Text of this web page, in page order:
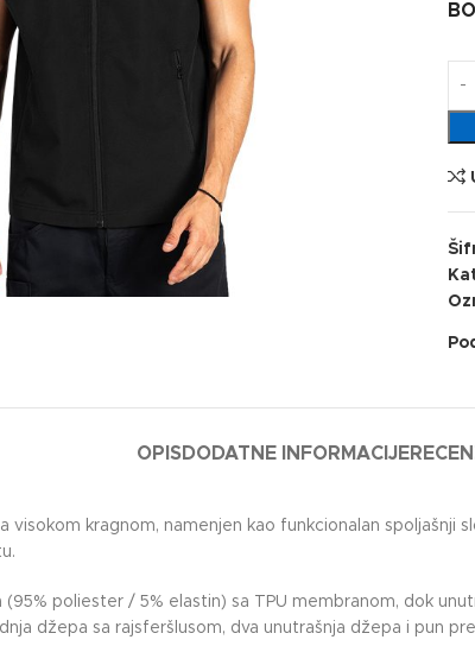
slike
OPISDODATNE INFORMACIJE
visokom kragnom, namenjen kao funkcionalan
poliester / 5% elastin) sa TPU membranom, dok
džepa sa rajsferšlusom, dva unutrašnja džepa i pun